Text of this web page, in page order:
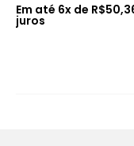
Em até 6x de R$
juros